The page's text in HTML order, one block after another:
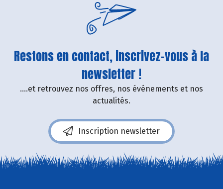
Restons en contact, inscrivez-vous à la
newsletter !
....et retrouvez nos offres, nos événements et nos
actualités.
Inscription newsletter